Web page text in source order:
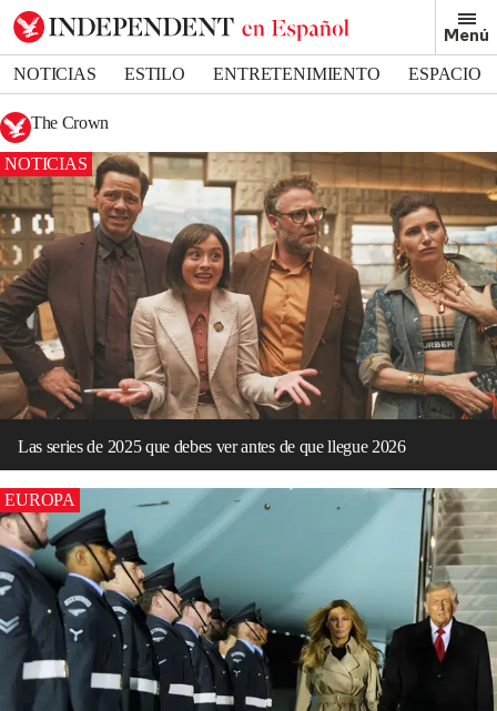
Menú
NOTICIAS ESTILO ENTRETENIMIENTO
ESPACIO
DEPORTES
The Crown
NOTICIAS
Las series de 2025 que debes ver antes de que llegue 2026
EUROPA